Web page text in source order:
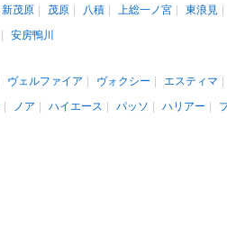
新茂原 茂原 八積 上総一ノ宮 東浪見
安房鴨川
ヴェルファイア ヴォクシー エスティマ
ノア ハイエース パッソ ハリアー